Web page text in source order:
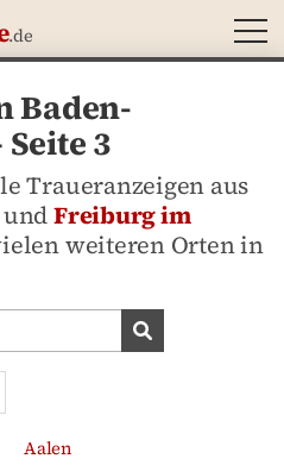
.de
Baden-
3
Traueranzeigen aus
undFreiburg im
weiteren Orten in
Aalen